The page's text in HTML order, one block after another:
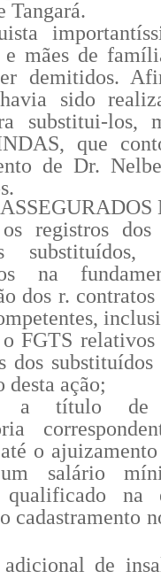
Tangará.
e mães de
demitidos.
sido
substitui-los,
que
de Dr.
registros dos
substituídos,
na
dos r. contratos
FGTS relativos
dos
desta ação;
a título de
o
salário
qualificado na
cadastramento
de